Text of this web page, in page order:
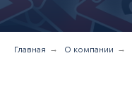
Главная → О компании →